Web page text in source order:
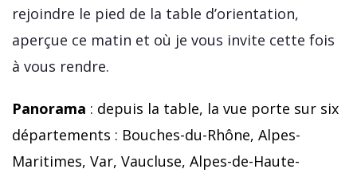
rejoindre le pied de la table d’orientation,
aperçue ce matin et où je vous invite cette fois
à vous rendre.
Panorama : depuis la table, la vue porte sur six
départements : Bouches-du-Rhône, Alpes-
Maritimes, Var, Vaucluse, Alpes-de-Haute-